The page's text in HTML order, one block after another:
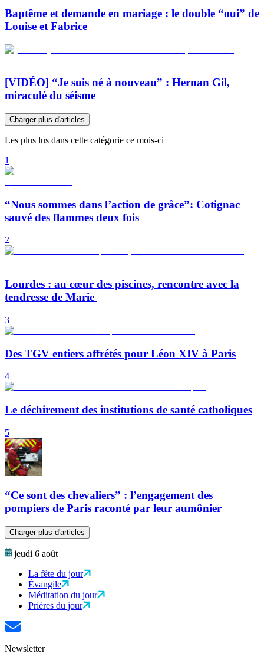
Baptême et demande en mariage : le double “oui” de
Louise et Fabrice
[VIDÉO] “Je suis né à nouveau” : Hernan Gil,
miraculé du séisme
Charger plus d'articles
Les plus lus dans cette catégorie ce mois-ci
1
“Nous sommes dans l’action de grâce”: Cotignac
sauvé des flammes deux fois
2
Lourdes : au cœur des piscines, rencontre avec la
tendresse de Marie
3
Des TGV entiers affrétés pour Léon XIV à Paris
4
Le déchirement des institutions de santé catholiques
5
“Ce sont des chevaliers” : l’engagement des
pompiers de Paris raconté par leur aumônier
Charger plus d'articles
jeudi 6 août
La fête du jour
Évangile
Méditation du jour
Prières du jour
Newsletter